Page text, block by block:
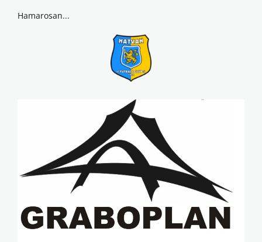
Hamarosan...